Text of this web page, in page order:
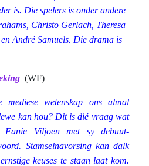
is. Die spelers is onder andere
Christo Gerlach, Theresa
André Samuels. Die drama is
(WF)
wetenskap ons almal
kan hou? Dit is dié vraag wat
Fanie Viljoen met sy debuut-
Stamselnavorsing kan dalk
keuses te staan laat kom.